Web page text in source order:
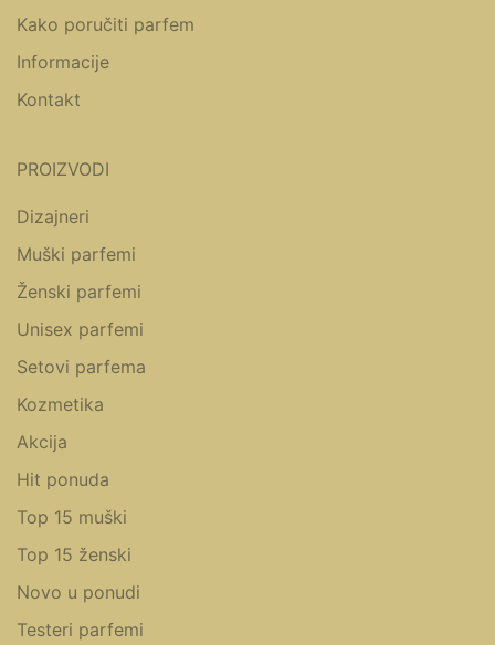
Kako poručiti parfem
Informacije
Kontakt
PROIZVODI
Dizajneri
Muški parfemi
Ženski parfemi
Unisex parfemi
Setovi parfema
Kozmetika
Akcija
Hit ponuda
Top 15 muški
Top 15 ženski
Novo u ponudi
Testeri parfemi